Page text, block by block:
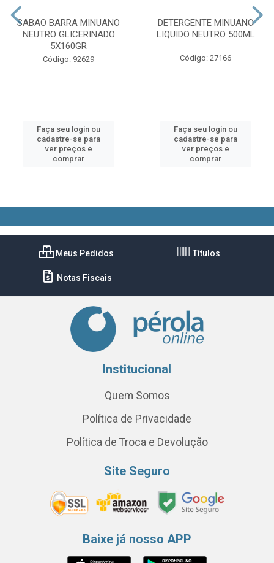
SABAO BARRA MINUANO
NEUTRO GLICERINADO
5X160GR
Código: 92629
Faça seu login ou
cadastre-se para
ver preços e
comprar
DETERGENTE MINUANO
LIQUIDO NEUTRO 500ML
Código: 27166
Faça seu login ou
cadastre-se para
ver preços e
comprar
Meus Pedidos Títulos
Notas Fiscais
Institucional
Quem Somos
Política de Privacidade
Política de Troca e Devolução
Site Seguro
Baixe já nosso APP